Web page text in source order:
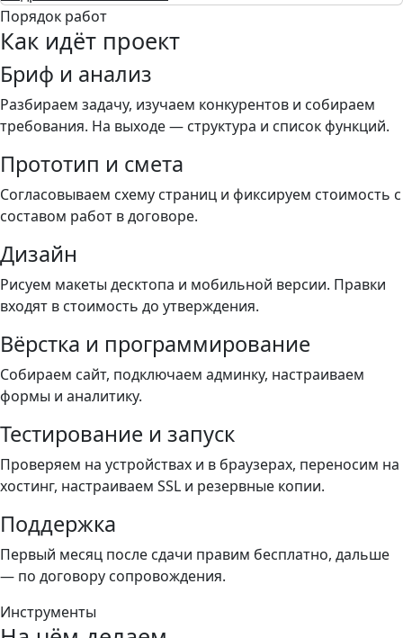
Порядок работ
Как идёт проект
Бриф и анализ
Разбираем задачу, изучаем конкурентов и собираем
требования. На выходе — структура и список функций.
Прототип и смета
Согласовываем схему страниц и фиксируем стоимость с
составом работ в договоре.
Дизайн
Рисуем макеты десктопа и мобильной версии. Правки
входят в стоимость до утверждения.
Вёрстка и программирование
Собираем сайт, подключаем админку, настраиваем
формы и аналитику.
Тестирование и запуск
Проверяем на устройствах и в браузерах, переносим на
хостинг, настраиваем SSL и резервные копии.
Поддержка
Первый месяц после сдачи правим бесплатно, дальше
— по договору сопровождения.
Инструменты